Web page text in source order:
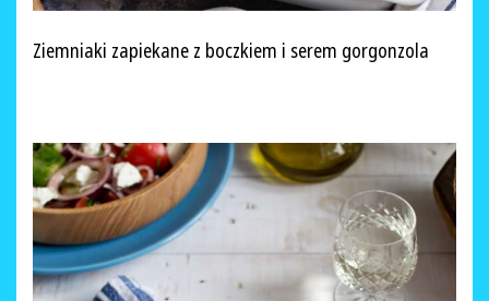
Ziemniaki zapiekane z boczkiem i serem gorgonzola